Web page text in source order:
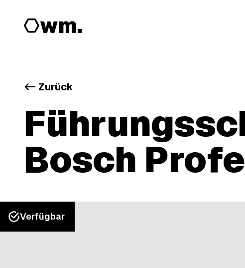
wm.
<- Zurück
Bosch
Verfügbar